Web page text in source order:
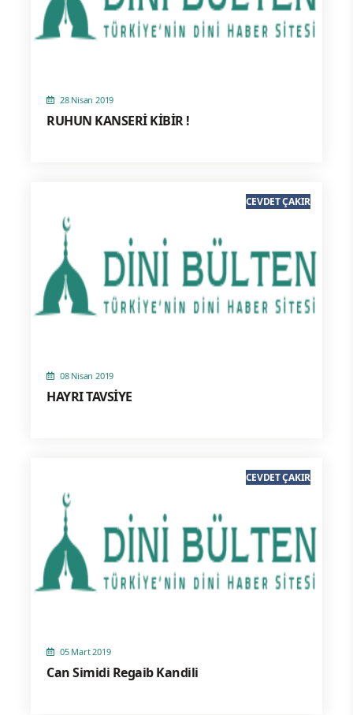
28 Nisan 2019
RUHUN KANSERİ KİBİR !
08 Nisan 2019
HAYRI TAVSİYE
CEVDET ÇAKIR
05 Mart 2019
Can Simidi Regaib Kandili
CEVDET ÇAKIR